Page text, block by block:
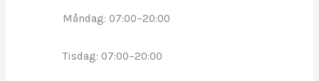
Måndag: 07:00–20:00
Tisdag: 07:00–20:00